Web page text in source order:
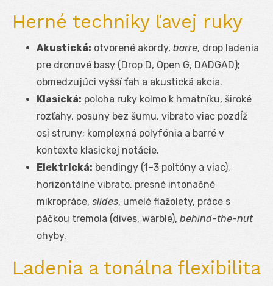
Herné techniky ľavej ruky
Akustická: otvorené akordy, barre, drop ladenia
pre dronové basy (Drop D, Open G, DADGAD);
obmedzujúci vyšší ťah a akustická akcia.
Klasická: poloha ruky kolmo k hmatníku, široké
rozťahy, posuny bez šumu, vibrato viac pozdĺž
osi struny; komplexná polyfónia a barré v
kontexte klasickej notácie.
Elektrická: bendingy (1–3 poltóny a viac),
horizontálne vibrato, presné intonačné
mikropráce, slides, umelé flažolety, práce s
páčkou tremola (dives, warble), behind-the-nut
ohyby.
Ladenia a tonálna flexibilita